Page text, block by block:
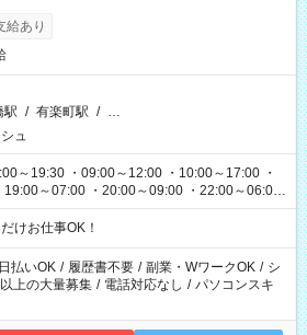
給あり
駅 / 有楽町駅 / …
ュ
～19:30 ・09:00～12:00 ・10:00～17:00 ・
19:00～07:00 ・20:00～09:00 ・22:00～06:00
けお仕事OK！
日払いOK / 履歴書不要 / 副業・WワークOK / シ
上の大量募集 / 電話対応なし / パソコンスキ